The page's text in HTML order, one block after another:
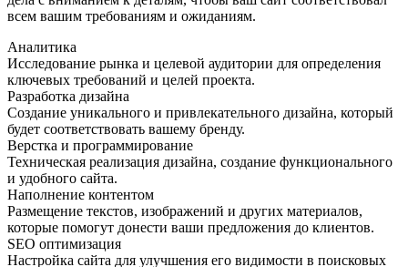
всем вашим требованиям и ожиданиям.
Аналитика
Исследование рынка и целевой аудитории для определения
ключевых требований и целей проекта.
Разработка дизайна
Создание уникального и привлекательного дизайна, который
будет соответствовать вашему бренду.
Верстка и программирование
Техническая реализация дизайна, создание функционального
и удобного сайта.
Наполнение контентом
Размещение текстов, изображений и других материалов,
которые помогут донести ваши предложения до клиентов.
SEO оптимизация
Настройка сайта для улучшения его видимости в поисковых